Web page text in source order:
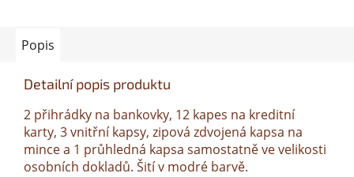
Popis
Detailní popis produktu
2 přihrádky na bankovky, 12 kapes na kreditní
karty, 3 vnitřní kapsy, zipová zdvojená kapsa na
mince a 1 průhledná kapsa samostatně ve velikosti
osobních dokladů. Šití v modré barvě.